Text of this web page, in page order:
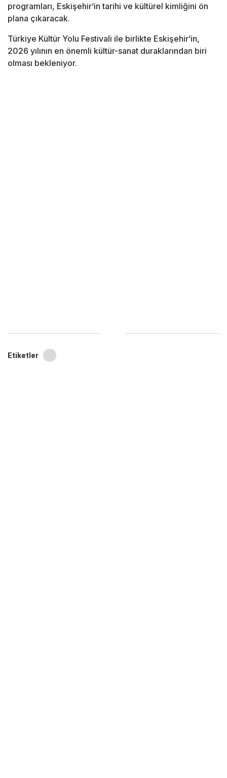
programları, Eskişehir’in tarihi ve kültürel kimliğini ön
plana çıkaracak.
Türkiye Kültür Yolu Festivali ile birlikte Eskişehir’in,
2026 yılının en önemli kültür-sanat duraklarından biri
olması bekleniyor.
Etiketler